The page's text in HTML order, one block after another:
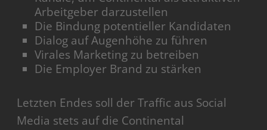
Arbeitgeber darzustellen
Die Bindung potentieller Kandidaten
Dialog auf Augenhöhe zu führen
Virales Marketing zu betreiben
Die Employer Brand zu stärken
Letzten Endes soll der Traffic aus Social
Media stets auf die Continental